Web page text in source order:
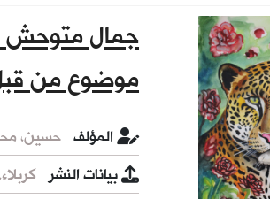
جمال متوحش
موضوع من
المؤلف حسين،
بيانات النشر